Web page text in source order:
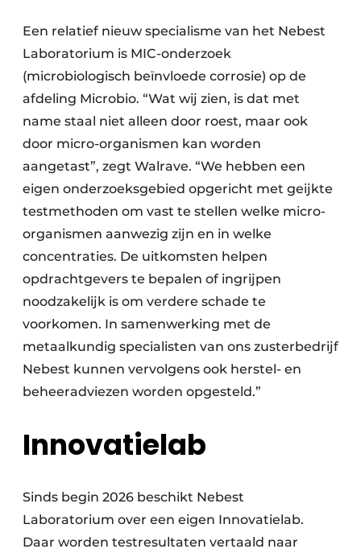
Een relatief nieuw specialisme van het Nebest
Laboratorium is MIC-onderzoek
(microbiologisch beïnvloede corrosie) op de
afdeling Microbio. “Wat wij zien, is dat met
name staal niet alleen door roest, maar ook
door micro-organismen kan worden
aangetast”, zegt Walrave. “We hebben een
eigen onderzoeksgebied opgericht met geijkte
testmethoden om vast te stellen welke micro-
organismen aanwezig zijn en in welke
concentraties. De uitkomsten helpen
opdrachtgevers te bepalen of ingrijpen
noodzakelijk is om verdere schade te
voorkomen. In samenwerking met de
metaalkundig specialisten van ons zusterbedrijf
Nebest kunnen vervolgens ook herstel- en
beheeradviezen worden opgesteld.”
Innovatielab
Sinds begin 2026 beschikt Nebest
Laboratorium over een eigen Innovatielab.
Daar worden testresultaten vertaald naar